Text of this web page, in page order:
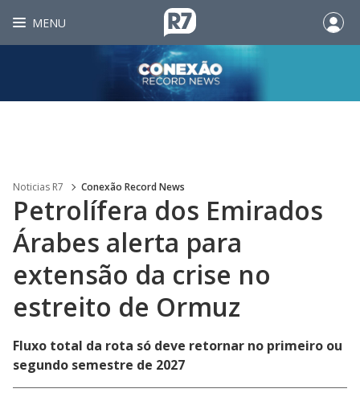
MENU
Noticias R7 Conexão Record News
Petrolífera dos Emirados
Árabes alerta para
extensão da crise no
estreito de Ormuz
Fluxo total da rota só deve retornar no primeiro ou
segundo semestre de 2027